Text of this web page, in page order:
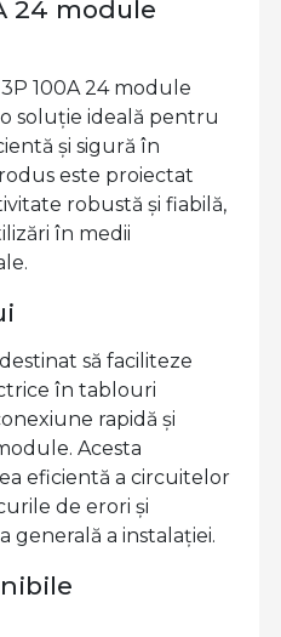
24 module
100A 24 module
soluție ideală pentru
și sigură în
este proiectat
robustă și fiabilă,
în medii
să faciliteze
în tablouri
rapidă și
Acesta
eficientă a circuitelor
de erori și
a instalației.